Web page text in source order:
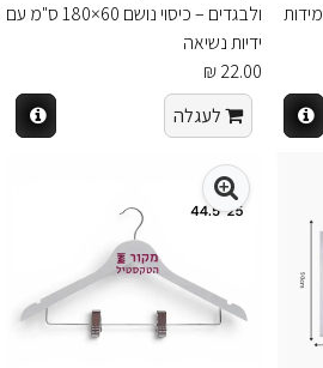
מסתובב וכתפיים מחורצות – 3 מידות
ולבגדים – כיסוי נושם 60×180 ס"מ עם
ידיות נשיאה
22.00 ₪
לעגלה